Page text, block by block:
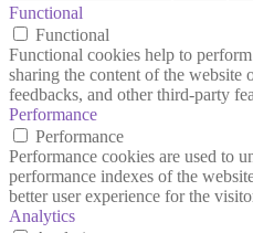
Functional
Functional
Functional cookies help to
sharing the content of the website
feedbacks, and other third-party
Performance
Performance
Performance cookies are used to
performance indexes of the
better user experience for the
Analytics